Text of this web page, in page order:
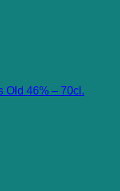
Old 46% – 70cl.